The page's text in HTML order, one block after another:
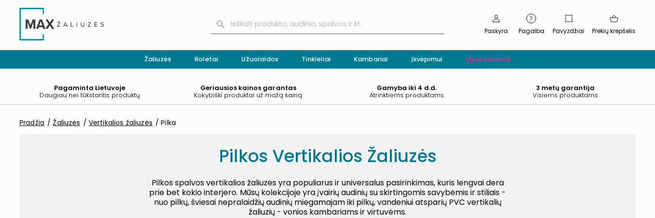
Paskyra Pagalba Pavyzdžiai Prekių krepšelis
Žaliuzės Roletai Užuolaidos Tinkleliai Kambariai Įkvėpimui Išpardavimas
Pagaminta Lietuvoje
Daugiau nei tūkstantis produktų
Geriausios kainos garantas
Kokybiški produktai už mažą kainą
Gamyba iki 4 d.d.
Atrinktiems produktams
3 metų garantija
Visiems produktams
Pradžia Žaliuzės Vertikalios žaliuzės Pilka
Pilkos Vertikalios Žaliuzės
Pilkos spalvos vertikalios žaliuzės yra populiarus ir universalus pasirinkimas, kuris lengvai dera
prie bet kokio interjero. Mūsų kolekcijoje yra įvairių audinių su skirtingomis savybėmis ir stiliais -
nuo pilkų, šviesai nepralaidžių audinių miegamajam iki pilkų, vandeniui atsparių PVC vertikalių
žaliuzių - vonios kambariams ir virtuvėms.